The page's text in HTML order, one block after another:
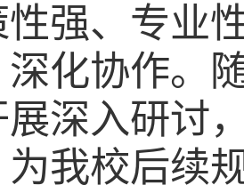
强、专业
化协作。
展深入研讨
我校后续